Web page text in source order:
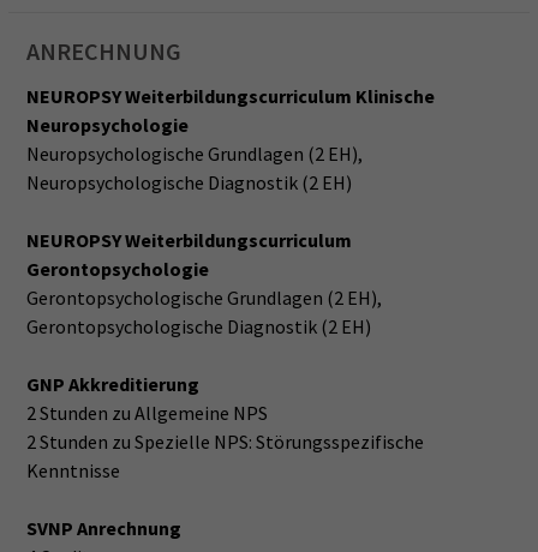
ANRECHNUNG
NEUROPSY Weiterbildungscurriculum Klinische
Neuropsychologie
Neuropsychologische Grundlagen (2 EH),
Neuropsychologische Diagnostik (2 EH)
NEUROPSY Weiterbildungscurriculum
Gerontopsychologie
Gerontopsychologische Grundlagen (2 EH),
Gerontopsychologische Diagnostik (2 EH)
GNP Akkreditierung
2 Stunden zu Allgemeine NPS
2 Stunden zu Spezielle NPS: Störungsspezifische
Kenntnisse
SVNP Anrechnung